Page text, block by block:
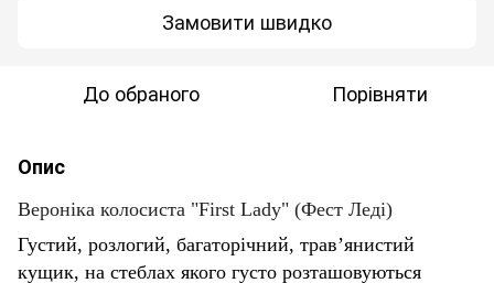
Замовити швидко
До обраного Порівняти
Опис
Вероніка колосиста "First Lady" (Фест Леді)
Густий, розлогий, багаторічний, трав’янистий
кущик, на стеблах якого густо розташовуються